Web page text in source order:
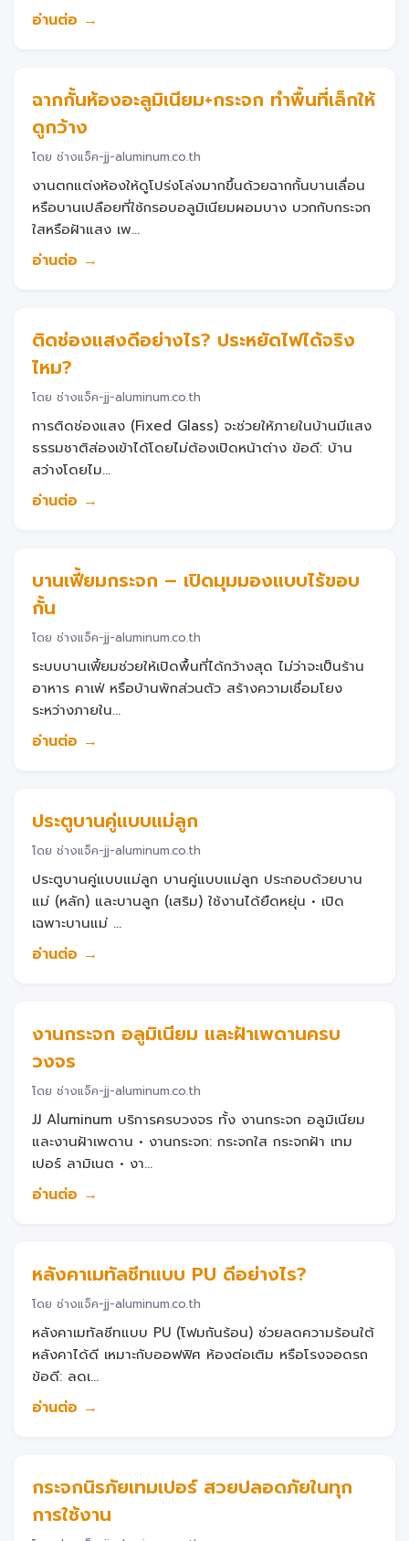
อ่านต่อ →
ฉากกั้นห้องอะลูมิเนียม+กระจก ทำพื้นที่เล็กให้
ดูกว้าง
โดย ช่างแจ็ค-jj-aluminum.co.th
งานตกแต่งห้องให้ดูโปร่งโล่งมากขึ้นด้วยฉากกั้นบานเลื่อน
หรือบานเปลือยที่ใช้กรอบอลูมิเนียมผอมบาง บวกกับกระจก
ใสหรือฝ้าแสง เพ...
อ่านต่อ →
ติดช่องแสงดีอย่างไร? ประหยัดไฟได้จริง
ไหม?
โดย ช่างแจ็ค-jj-aluminum.co.th
การติดช่องแสง (Fixed Glass) จะช่วยให้ภายในบ้านมีแสง
ธรรมชาติส่องเข้าได้โดยไม่ต้องเปิดหน้าต่าง ข้อดี: บ้าน
สว่างโดยไม...
อ่านต่อ →
บานเฟี้ยมกระจก – เปิดมุมมองแบบไร้ขอบ
กั้น
โดย ช่างแจ็ค-jj-aluminum.co.th
ระบบบานเฟี้ยมช่วยให้เปิดพื้นที่ได้กว้างสุด ไม่ว่าจะเป็นร้าน
อาหาร คาเฟ่ หรือบ้านพักส่วนตัว สร้างความเชื่อมโยง
ระหว่างภายใน...
อ่านต่อ →
ประตูบานคู่แบบแม่ลูก
โดย ช่างแจ็ค-jj-aluminum.co.th
ประตูบานคู่แบบแม่ลูก บานคู่แบบแม่ลูก ประกอบด้วยบาน
แม่ (หลัก) และบานลูก (เสริม) ใช้งานได้ยืดหยุ่น • เปิด
เฉพาะบานแม่ ...
อ่านต่อ →
งานกระจก อลูมิเนียม และฝ้าเพดานครบ
วงจร
โดย ช่างแจ็ค-jj-aluminum.co.th
JJ Aluminum บริการครบวงจร ทั้ง งานกระจก อลูมิเนียม
และงานฝ้าเพดาน • งานกระจก: กระจกใส กระจกฝ้า เทม
เปอร์ ลามิเนต • งา...
อ่านต่อ →
หลังคาเมทัลชีทแบบ PU ดีอย่างไร?
โดย ช่างแจ็ค-jj-aluminum.co.th
หลังคาเมทัลชีทแบบ PU (โฟมกันร้อน) ช่วยลดความร้อนใต้
หลังคาได้ดี เหมาะกับออฟฟิศ ห้องต่อเติม หรือโรงจอดรถ
ข้อดี: ลดเ...
อ่านต่อ →
กระจกนิรภัยเทมเปอร์ สวยปลอดภัยในทุก
การใช้งาน